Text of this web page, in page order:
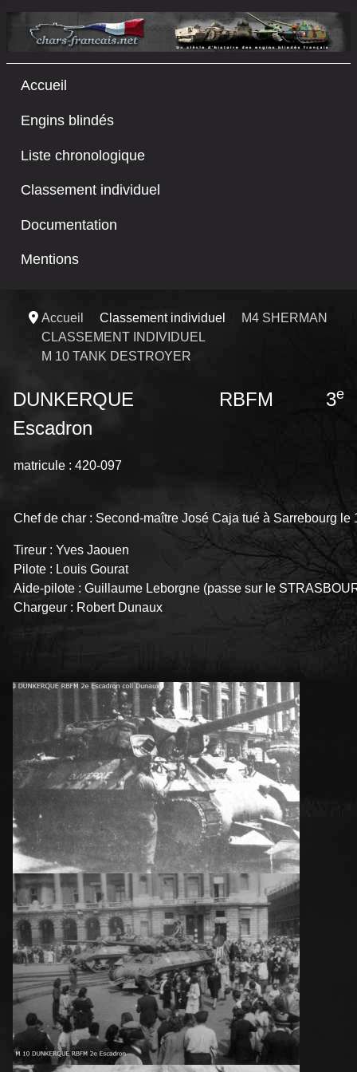
Accueil
Engins blindés
Liste chronologique
Classement individuel
Documentation
Mentions
Accueil Classement individuel
M4 SHERMAN
CLASSEMENT INDIVIDUEL
M 10 TANK DESTROYER
DUNKERQUE RBFM 3e
Escadron
matricule : 420-097
Chef de char : Second-maître José Caja tué à Sarrebourg
Tireur : Yves Jaouen
Pilote : Louis Gourat
Aide-pilote : Guillaume Leborgne (passe sur le
Chargeur : Robert Dunaux